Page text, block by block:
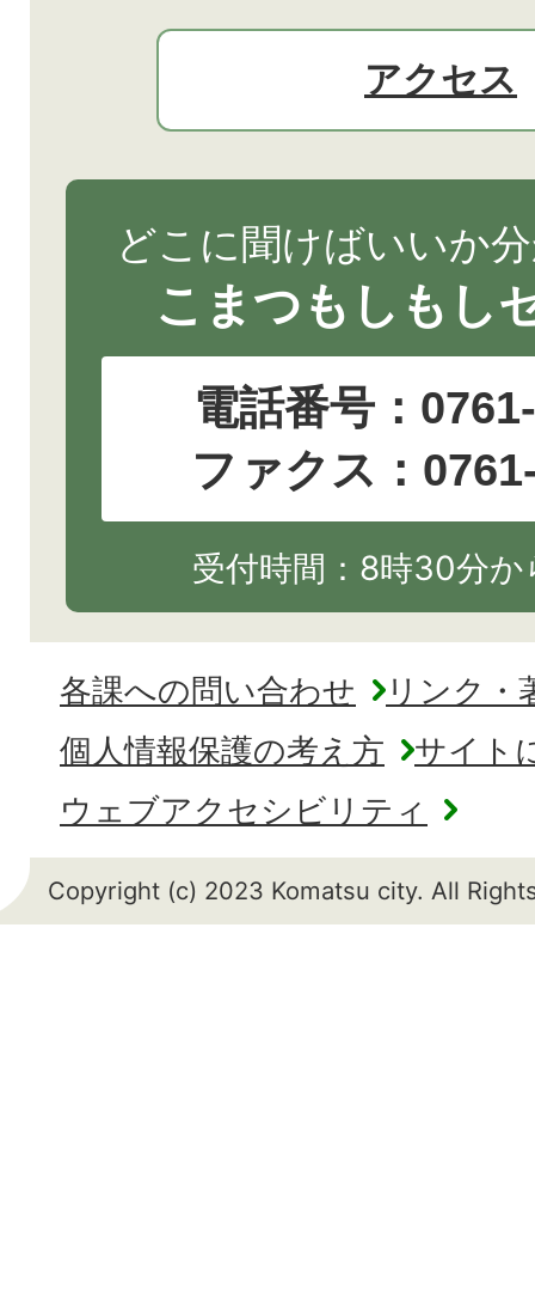
アクセス
どこに聞けばいいか
こまつもしもし
電話番号：
ファクス：
受付時間：8時30分
各課への問い合わせ
リンク・
個人情報保護の考え方
サイト
ウェブアクセシビリティ
Copyright (c) 2023 Komatsu city. All